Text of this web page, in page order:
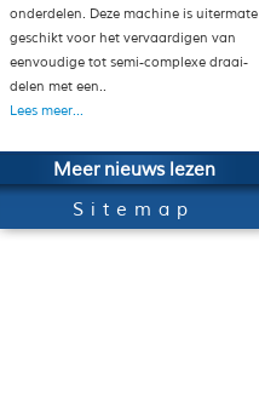
onderdelen. Deze machine is uitermate
geschikt voor het vervaardigen van
eenvoudige tot semi-complexe draai-
delen met een..
Lees meer...
Meer nieuws lezen
Sitemap